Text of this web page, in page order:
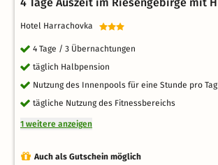
Hotel Harrachovka
4 Tage / 3 Übernachtungen
täglich Halbpension
Nutzung des Innenpools für eine Stunde pro Tag
tägliche Nutzung des Fitnessbereichs
1 weitere anzeigen
Auch als Gutschein möglich